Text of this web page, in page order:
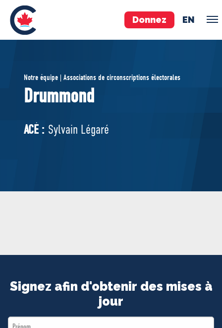
Donnez EN
ÉQUIPE
Pierre Poilievre
Vos députés conservateurs
Cabinet fantôme
Exécutif national
BOUTIQUE
Notre équipe | Associations de circonscriptions électorales
Drummond
ACÉ : Sylvain Légaré
Signez afin d'obtenir des mises à
jour
First